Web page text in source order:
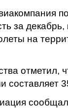
за
на
отметил,
составляет